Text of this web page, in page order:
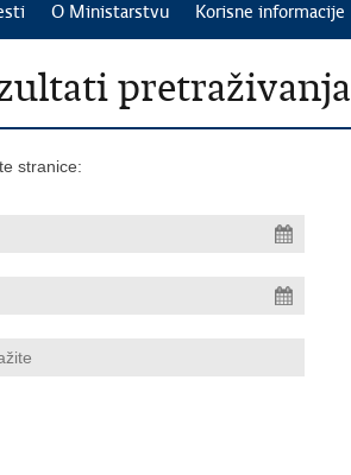
O Ministarstvu Korisne informacije
pretraživanja
stranice: